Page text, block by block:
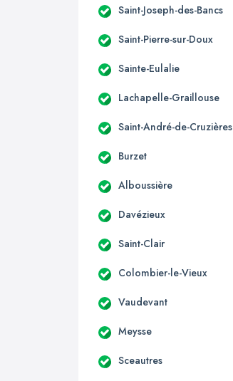
Saint-Joseph-des-Bancs
Saint-Pierre-sur-Doux
Sainte-Eulalie
Lachapelle-Graillouse
Saint-André-de-Cruzières
Burzet
Alboussière
Davézieux
Saint-Clair
Colombier-le-Vieux
Vaudevant
Meysse
Sceautres